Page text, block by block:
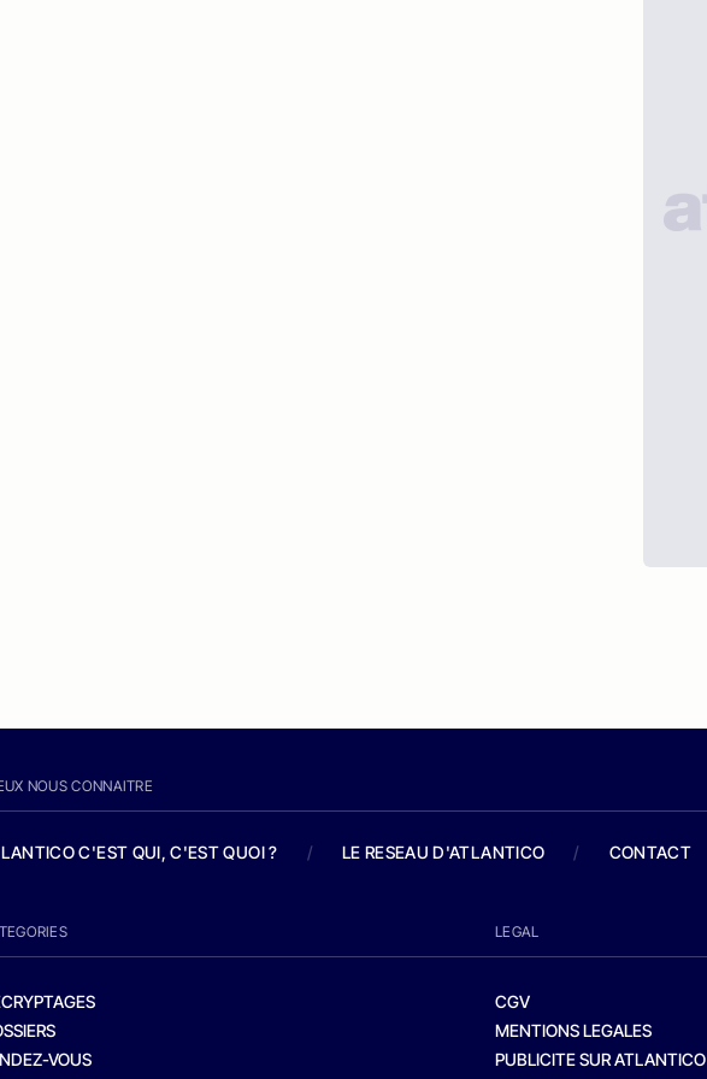
NOUS CONNAITRE
C'EST QUI, C'EST QUOI ? / LE RESEAU D'ATLANTICO / CONTACT
VOUS
LEGAL
CGV
MENTIONS LEGALES
PUBLICITE SUR ATLANTICO